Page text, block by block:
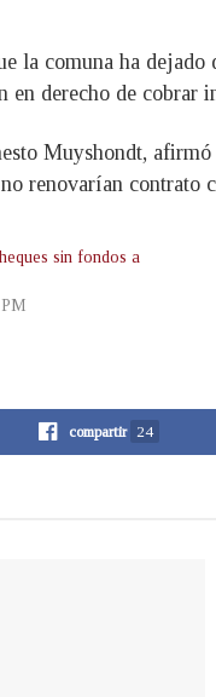
la comuna ha
en derecho de cobrar
Muyshondt,
renovarían
sin fondos a
compartir 24